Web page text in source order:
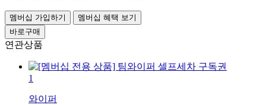
멤버십 가입하기
멤버십 혜택 보기
바로구매
연관상품
1
와이퍼